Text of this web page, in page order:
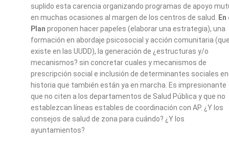
suplido esta carencia organizando programas de apoyo
en muchas ocasiones al margen de los centros de salud. En
Plan proponen hacer papeles (elaborar una estrategia), una
formación en abordaje psicosocial y acción comunitaria
existe en las UUDD), la generación de ¿estructuras y/o
mecanismos? sin concretar cuales y mecanismos de
prescripción social e inclusión de determinantes sociales
historia que también están ya en marcha. Es impresionante
que no citen a los departamentos de Salud Pública y que no
establezcan líneas estables de coordinación con AP. ¿Y los
consejos de salud de zona para cuándo? ¿Y los
ayuntamientos?